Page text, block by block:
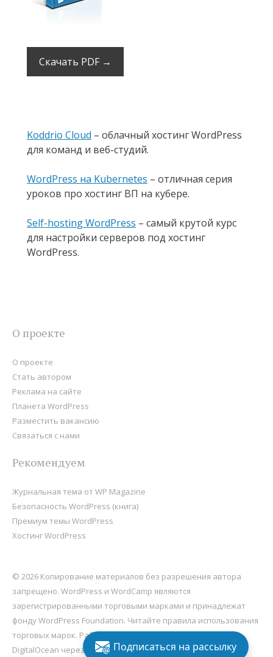
Скачать PDF →
Koddrio Cloud – облачный хостинг WordPress
для команд и веб-студий.
WordPress на Kubernetes – отличная серия
уроков про хостинг ВП на кубере.
Self-hosting WordPress – самый крутой курс
для настройки серверов под хостинг
WordPress.
О проекте
О проекте
Стать автором
Реклама на сайте
Планета WordPress
Разместить вакансию
Связаться с нами
Рекомендуем
Журнальная тема от WP Magazine
Безопасность WordPress (книга)
Премиум темы WordPress
Хостинг WordPress
© 2026 Копирование материалов без разрешения автора
запрещено. WordPress и WordCamp являются
зарегистрированными торговыми марками и принадлежат
фондуWordPress Foundation. Читайте правила использования
торговых марок. Работает наWordPress, хостится на
DigitalOcean через Sail. Подписаться на рассылку